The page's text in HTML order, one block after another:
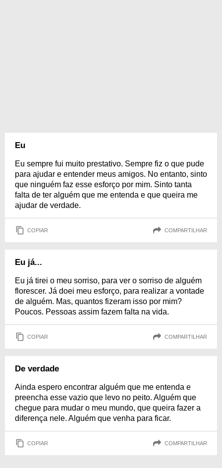
Eu
Eu sempre fui muito prestativo. Sempre fiz o que pude
para ajudar e entender meus amigos. No entanto, sinto
que ninguém faz esse esforço por mim. Sinto tanta
falta de ter alguém que me entenda e que queira me
ajudar de verdade.
COPIAR COMPARTILHAR
Eu já...
Eu já tirei o meu sorriso, para ver o sorriso de alguém
florescer. Já doei meu esforço, para realizar a vontade
de alguém. Mas, quantos fizeram isso por mim?
Poucos. Pessoas assim fazem falta na vida.
COPIAR COMPARTILHAR
De verdade
Ainda espero encontrar alguém que me entenda e
preencha esse vazio que levo no peito. Alguém que
chegue para mudar o meu mundo, que queira fazer a
diferença nele. Alguém que venha para ficar.
COPIAR COMPARTILHAR